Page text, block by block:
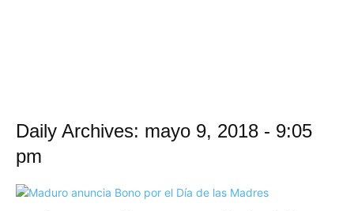
Daily Archives: mayo 9, 2018 - 9:05
pm